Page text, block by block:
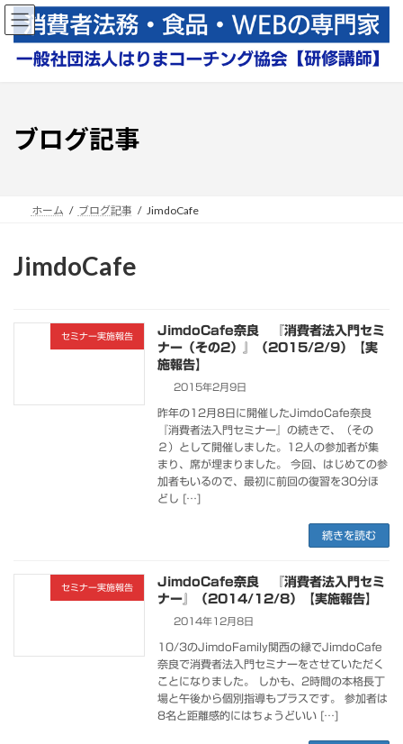
コ
ン
ナ
ビ
ブログ記事
ホーム ブログ記事 JimdoCafe
JimdoCafe
セミナー実施報告
JimdoCafe奈良 『消費者法入門セミ
ナー（その2）』（2015/2/9）【実
施報告】
2015年2月9日
昨年の12月8日に開催したJimdoCafe奈良
『消費者法入門セミナー』の続きで、（その
２）として開催しました。12人の参加者が集
まり、席が埋まりました。 今回、はじめての参
加者もいるので、最初に前回の復習を30分ほ
どし […]
続きを読む
セミナー実施報告
JimdoCafe奈良 『消費者法入門セミ
ナー』（2014/12/8）【実施報告】
2014年12月8日
10/3のJimdoFamily関西の縁でJimdoCafe
奈良で消費者法入門セミナーをさせていただく
ことになりました。 しかも、2時間の本格長丁
場と午後から個別指導もプラスです。 参加者は
8名と距離感的にはちょうどいい […]